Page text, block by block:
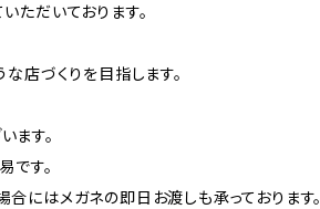
ただいております。
店づくりを目指します。
ます。
です。
にはメガネの即日お渡しも承っております。